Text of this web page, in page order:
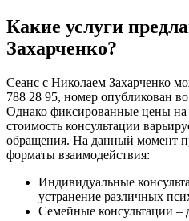
Какие услуги
Захарченко?
Сеанс с Николаем Захарченко
788 28 95, номер опубликован
Однако фиксированные цены на
стоимость консультации
обращения. На данный момент
форматы взаимодействия:
Индивидуальные
устранение различных
Семейные консультации –